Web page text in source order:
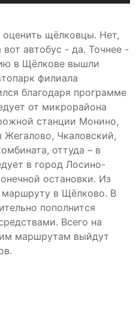
щёлковцы. Нет,
автобус - да. Точнее -
в Щёлкове вышли
филиала
благодаря программе
от микрорайона
станции Монино,
Чкаловский,
оттуда – в
в город Лосино-
остановки. Из
в Щёлково. В
пополнится
Всего на
маршрутам выйдут